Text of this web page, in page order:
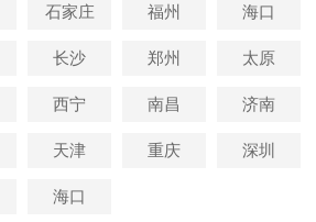
石家庄 福州 海口
长沙 郑州 太原
西宁 南昌 济南
天津 重庆 深圳
海口